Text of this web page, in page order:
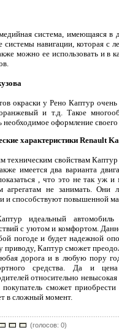
система, имеющаяся в
системы навигации, которая
можно ее использовать и в
окраски у Рено Каптур
и т.д. Такое
необходимое оформление
характеристики Renault
техническим свойствам
имеется два варианта
, что это не так уж
агрегатам не занимать. Они
и способствуют повышенной
идеальный
с уютом и комфортом.
погоде и будет надежной
приводу, Каптур сможет
дорога и в любую пору
средства. Да и
относительно
сможет
в сложный момент.
(голосов: 0)